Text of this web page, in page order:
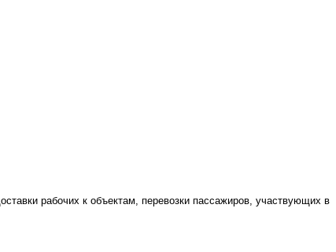
рабочих к объектам, перевозки пассажиров, участвующих в